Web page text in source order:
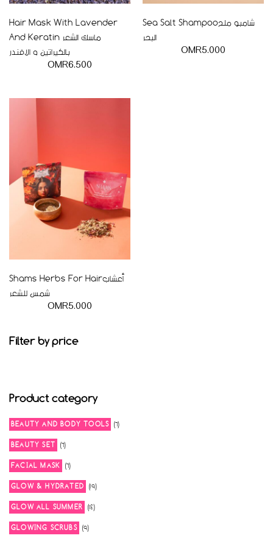
Hair Mask With Lavender
And Keratin ماسك الشعر
بالكيراتين و الافندر
OMR6.500
Sea Salt Shampooشامبو ملح
البحر
OMR5.000
Shams Herbs For Hairأعشاب
شمس للشعر
OMR5.000
Filter by price
Product category
BEAUTY AND BODY TOOLS 66
products
BEAUTY SET
66
products
FACIAL MASK
66
products
GLOW & HYDRATED
1919
products
GLOW ALL SUMMER
1414
products
GLOWING SCRUBS 99
products